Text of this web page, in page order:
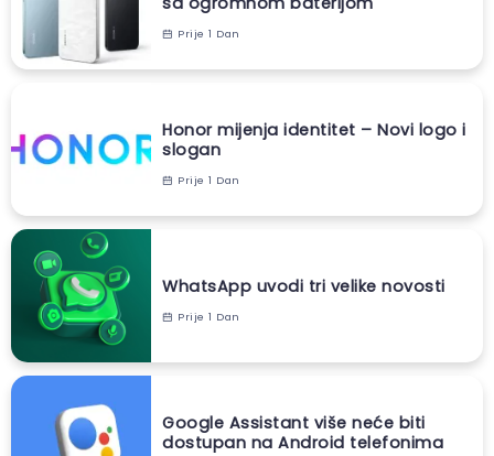
Prije 1 Dan
Honor mijenja identitet – Novi logo i
slogan
Prije 1 Dan
WhatsApp uvodi tri velike novosti
Prije 1 Dan
Google Assistant više neće biti
dostupan na Android telefonima